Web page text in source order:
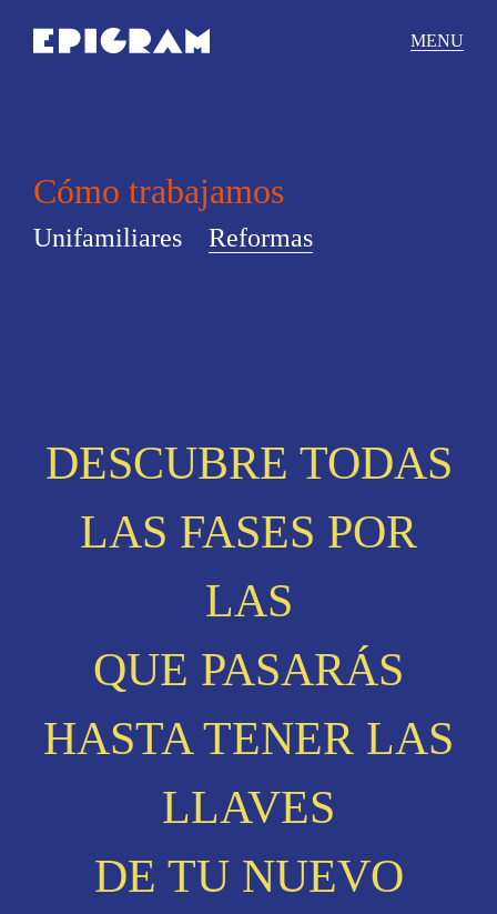
MENU
Cómo trabajamos
Unifamiliares Reformas
DESCUBRE TODAS
LAS FASES POR
LAS
QUE PASARÁS
HASTA TENER LAS
LLAVES
DE TU NUEVO